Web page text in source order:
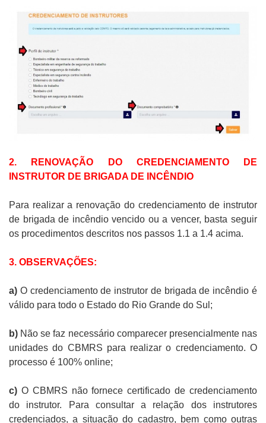
2. RENOVAÇÃO DO CREDENCIAMENTO DE
INSTRUTOR DE BRIGADA DE INCÊNDIO
Para realizar a renovação do credenciamento de instrutor
de brigada de incêndio vencido ou a vencer, basta seguir
os procedimentos descritos nos passos 1.1 a 1.4 acima.
3. OBSERVAÇÕES:
a) O credenciamento de instrutor de brigada de incêndio é
válido para todo o Estado do Rio Grande do Sul;
b) Não se faz necessário comparecer presencialmente nas
unidades do CBMRS para realizar o credenciamento. O
processo é 100% online;
c) O CBMRS não fornece certificado de credenciamento
do instrutor.
Para consultar a relação dos instrutores
credenciados, a situação do cadastro, bem como outras